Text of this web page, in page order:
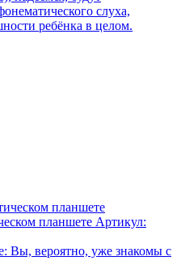
слуха,
ребёнка в целом.
планшете Артикул:
Вы, вероятно, уже знакомы с